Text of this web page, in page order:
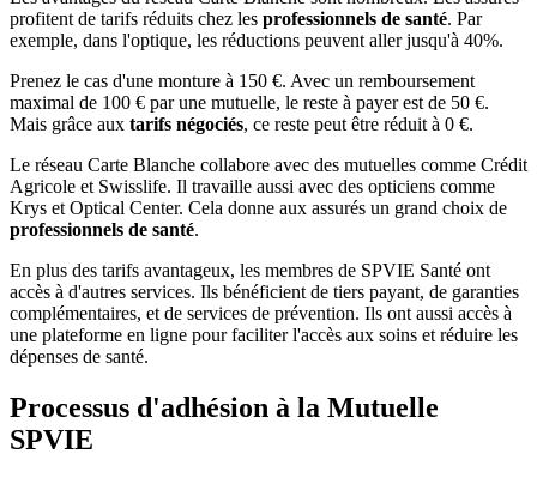
profitent de tarifs réduits chez les professionnels de santé. Par
exemple, dans l'optique, les réductions peuvent aller jusqu'à 40%.
Prenez le cas d'une monture à 150 €. Avec un remboursement
maximal de 100 € par une mutuelle, le reste à payer est de 50 €.
Mais grâce aux tarifs négociés, ce reste peut être réduit à 0 €.
Le réseau Carte Blanche collabore avec des mutuelles comme Crédit
Agricole et Swisslife. Il travaille aussi avec des opticiens comme
Krys et Optical Center. Cela donne aux assurés un grand choix de
professionnels de santé.
En plus des tarifs avantageux, les membres de SPVIE Santé ont
accès à d'autres services. Ils bénéficient de tiers payant, de garanties
complémentaires, et de services de prévention. Ils ont aussi accès à
une plateforme en ligne pour faciliter l'accès aux soins et réduire les
dépenses de santé.
Processus d'adhésion à la Mutuelle
SPVIE